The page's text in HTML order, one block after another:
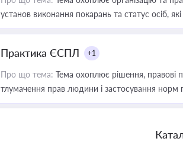
установ виконання покарань та статус осіб,
Практика ЄСПЛ +1
Про що тема: Тема охоплює рішення, правові
тлумачення прав людини і застосування норм